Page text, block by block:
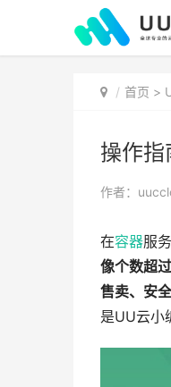
首页 >
操作
作者：
在容器服
像个数超
售卖、安
是UU云小